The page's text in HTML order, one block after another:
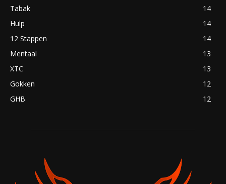
Tabak
14
Hulp
14
12 Stappen
14
Mentaal
13
XTC
13
Gokken
12
GHB
12